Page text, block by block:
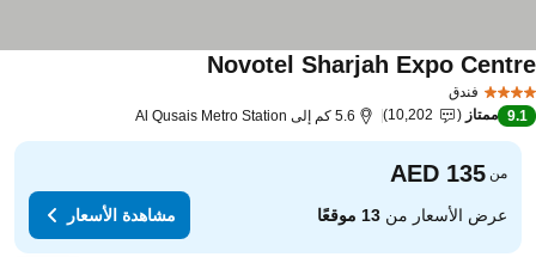
فندق
Novotel Sharjah Expo
9.1 ممتاز 10,202 5.6 كم إلى Al Qusais Metro Station
من
عرض الأسعار من13 موقعًا مشاهدة الأسعار